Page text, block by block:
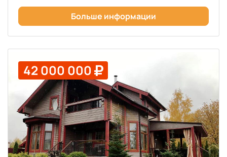
Больше информации
42 000 000